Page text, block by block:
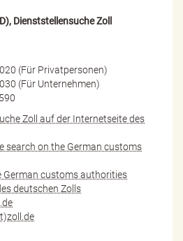
Dienststellensuche Zoll
(Für Privatpersonen)
(Für Unternehmen)
Zoll auf der Internetseite des
search on the German customs
German customs authorities
deutschen Zolls